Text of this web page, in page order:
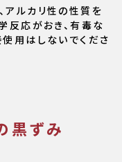
ルカリ性の性質を
反応がおき、有毒な
用はしないでくださ
黒ずみ